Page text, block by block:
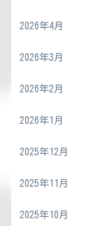
2026年4月
2026年3月
2026年2月
2026年1月
2025年12月
2025年11月
2025年10月